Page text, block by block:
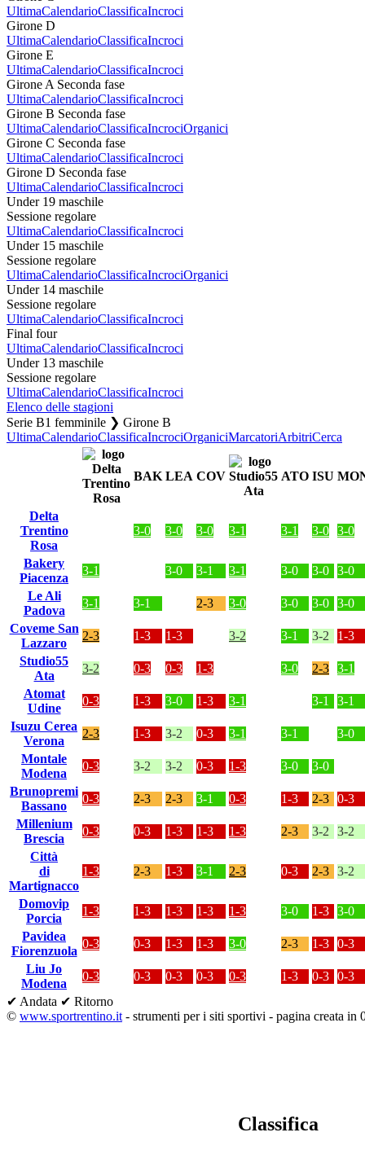
UltimaCalendarioClassificaIncroci
Girone D
UltimaCalendarioClassificaIncroci
Girone E
UltimaCalendarioClassificaIncroci
Girone A Seconda fase
UltimaCalendarioClassificaIncroci
Girone B Seconda fase
UltimaCalendarioClassificaIncrociOrganici
Girone C Seconda fase
UltimaCalendarioClassificaIncroci
Girone D Seconda fase
UltimaCalendarioClassificaIncroci
Under 19 maschile
Sessione regolare
UltimaCalendarioClassificaIncroci
Under 15 maschile
Sessione regolare
UltimaCalendarioClassificaIncrociOrganici
Under 14 maschile
Sessione regolare
UltimaCalendarioClassificaIncroci
Final four
UltimaCalendarioClassificaIncroci
Under 13 maschile
Sessione regolare
UltimaCalendarioClassificaIncroci
Elenco delle stagioni
Serie B1 femminile ❯ Girone B
UltimaCalendarioClassificaIncrociOrganiciMarcatoriArbitriCerca
BAK LEA COV ATO ISU
Delta
Trentino
Rosa
3-0 3-0 3-0 3-1 3-1 3-0 3-0
Bakery
Piacenza
3-1 3-0 3-1 3-1 3-0 3-0 3-0
Le Ali
Padova
3-1 3-1 2-3 3-0 3-0 3-0 3-0
Coveme San
Lazzaro
2-3 1-3 1-3 3-2 3-1 3-2
1-3
Studio55
Ata
3-2 0-3 0-3 1-3 3-0 2-3 3-1
Atomat
Udine
0-3 1-3 3-0 1-3 3-1 3-1
3-1
Isuzu Cerea
Verona
2-3 1-3 3-2 0-3 3-1 3-1
3-0
Montale
Modena
0-3 3-2 3-2 0-3 1-3 3-0
3-0
Brunopremi
Bassano
0-3 2-3 2-3 3-1 0-3 1-3 2-3 0-3
Millenium
Brescia
0-3 0-3 1-3 1-3 1-3 2-3 3-2
3-2
Città
di
Martignacco
1-3 2-3 1-3 3-1 2-3 0-3 2-3 3-2
Domovip
Porcia
1-3 1-3 1-3 1-3 1-3 3-0 1-3 3-0
Pavidea
Fiorenzuola
0-3 0-3 1-3 1-3 3-0 2-3 1-3 0-3
Liu Jo
Modena
0-3 0-3 0-3 0-3 0-3 1-3 0-3 0-3
✔ Andata ✔ Ritorno
© www.sportrentino.it - strumenti per i siti sportivi - pagina creata in
Classifica